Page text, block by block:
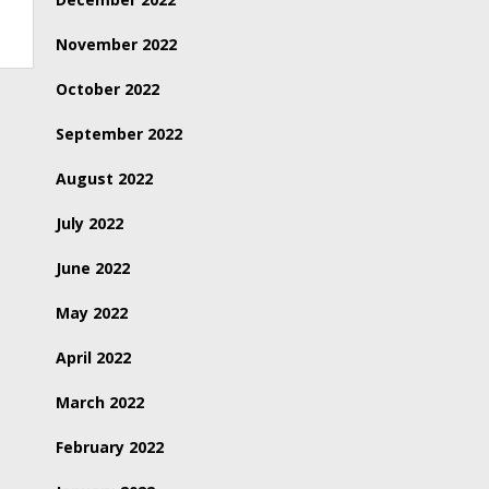
November 2022
October 2022
September 2022
August 2022
July 2022
June 2022
May 2022
April 2022
March 2022
February 2022